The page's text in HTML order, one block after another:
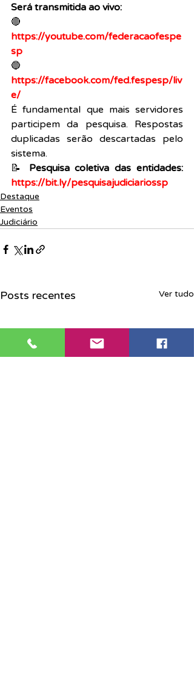
Será transmitida ao vivo:
https://youtube.com/federacaofespe
sp
https://facebook.com/fed.fespesp/liv
e/
É fundamental que mais servidores
participem da pesquisa. Respostas
duplicadas serão descartadas pelo
sistema.
📝 Pesquisa coletiva das entidades:
https://bit.ly/pesquisajudiciariossp
Destaque
Eventos
Judiciário
Posts recentes Ver tudo